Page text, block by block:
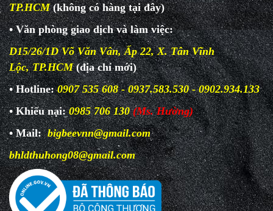
TP.HCM (không có hàng tại đây)
• Văn phòng giao dịch và làmviệc:
D15/26/1D Võ Văn Vân, Ấp 22, X. Tân Vĩnh
Lộc, TP.HCM(địa chỉ mới)
• Hotline:0907 535 608 - 0937.583.530 - 0902.934.133
• Khiếu nại: 0985 706 130 (Ms. Hường)
• Mail:bigbeevnn@gmail.com
bhldthuhong08@gmail.com